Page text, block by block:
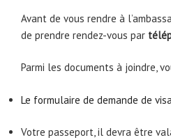
Avant de vous rendre à
de prendre rendez-vous par
Parmi les documents à joindre,
Le formulaire de demande de
Votre passeport, il devra être